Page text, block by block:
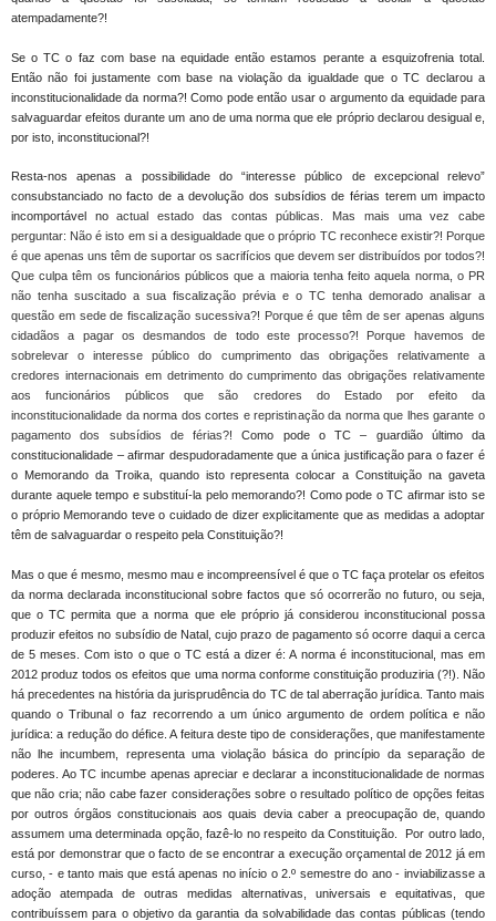
atempadamente?!
Se o TC o faz com base na equidade então estamos perante a esquizofrenia total.
Então não foi justamente com base na violação da igualdade que o TC declarou a
inconstitucionalidade da norma?! Como pode então usar o argumento da equidade para
salvaguardar efeitos durante um ano de uma norma que ele próprio declarou desigual e,
por isto, inconstitucional?!
Resta-nos apenas a possibilidade do “interesse público de excepcional relevo”
consubstanciado no facto de a devolução dos subsídios de férias terem um impacto
incomportável noactual estado das contas públicas. Mas mais uma vez cabe
perguntar: Não é isto em si a desigualdade que o próprio TC reconhece existir?! Porque
é que apenas uns têm de suportar os sacrifícios que devem ser distribuídos por todos?!
Que culpa têm os funcionários públicos que a maioria tenha feito aquela norma, o PR
não tenha suscitado a sua fiscalização prévia e o TC tenha demorado analisar a
questão em sede de fiscalização sucessiva?! Porque é que têm de ser apenas alguns
cidadãos a pagar os desmandos de todo este processo?! Porque havemos de
sobrelevar o interesse público do cumprimento das obrigações relativamente a
credores internacionais em detrimento do cumprimento das obrigações relativamente
aos funcionários públicos que são credores do Estado por efeito da
inconstitucionalidade da norma dos cortes e repristinação da norma que lhes garante o
pagamento dos subsídios de férias?! Como pode o TC – guardião último da
constitucionalidade – afirmar despudoradamente que a única justificação para o fazer é
o Memorando da Troika, quando isto representa colocar a Constituição na gaveta
durante aquele tempo e substituí-la pelo memorando?! Como pode o TC afirmar isto se
o próprio Memorando teve o cuidado de dizer explicitamente que as medidas a adoptar
têm de salvaguardar o respeito pela Constituição?!
Mas o que é mesmo, mesmo mau e incompreensível é que o TC faça protelar os efeitos
da norma declarada inconstitucional sobre factos que só ocorrerão no futuro, ou seja,
que o TC permita que a norma que ele próprio já considerou inconstitucional possa
produzir efeitos no subsídio de Natal, cujo prazo de pagamento só ocorre daqui a cerca
de 5 meses. Com isto o que o TC está a dizer é: A norma é inconstitucional, mas em
2012 produz todos os efeitos que uma norma conforme constituição produziria (?!). Não
há precedentes na história da jurisprudência do TC de tal aberração jurídica. Tanto mais
quando o Tribunal o faz recorrendo a um único argumento de ordem política e não
jurídica: a redução do défice. A feitura deste tipo de considerações, que manifestamente
não lhe incumbem, representa uma violação básica do princípio da separação de
poderes. Ao TC incumbe apenas apreciar e declarar a inconstitucionalidade de normas
que não cria; não cabe fazer considerações sobre o resultado político de opções feitas
por outros órgãos constitucionais aos quais devia caber a preocupação de, quando
assumem uma determinada opção, fazê-lo no respeito da Constituição. Por outro lado,
está por demonstrar que o facto de se encontrar a execução orçamental de 2012 já em
curso, - e tanto mais que está apenas no início o 2.º semestre do ano - inviabilizasse a
adoção atempada de outras medidas alternativas, universais e equitativas, que
contribuíssem para o objetivo da garantia da solvabilidade das contas públicas (tendo